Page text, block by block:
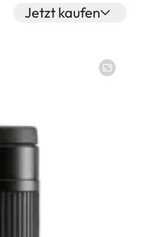
Jetzt kaufen